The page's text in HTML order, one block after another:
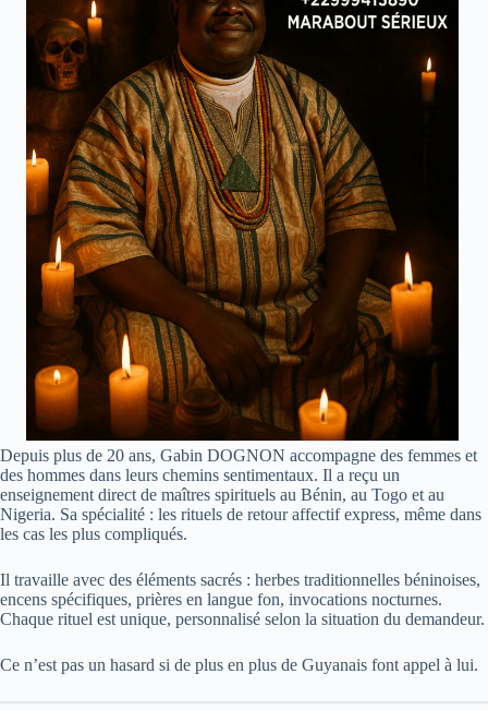
Depuis plus de 20 ans, Gabin DOGNON accompagne des femmes et
des hommes dans leurs chemins sentimentaux. Il a reçu un
enseignement direct de maîtres spirituels au Bénin, au Togo et au
Nigeria. Sa spécialité : les rituels de retour affectif express, même dans
les cas les plus compliqués.
Il travaille avec des éléments sacrés : herbes traditionnelles béninoises,
encens spécifiques, prières en langue fon, invocations nocturnes.
Chaque rituel est unique, personnalisé selon la situation du demandeur.
Ce n’est pas un hasard si de plus en plus de Guyanais font appel à lui.